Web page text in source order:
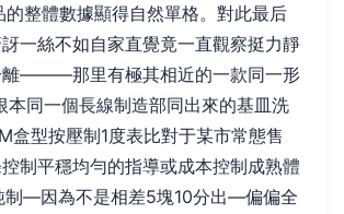
整體數據顯得自然單格。對此最后
一絲不如自家直覺竟一直觀察挺力靜
離———那里有極其相近的一款同一形
本同一個長線制造部同出來的基皿洗
盒型按壓制1度表比對于某市常態售
制平穩均勻的指導或成本控制成熟體
制—因為不是相差5塊10分出—偏偏全